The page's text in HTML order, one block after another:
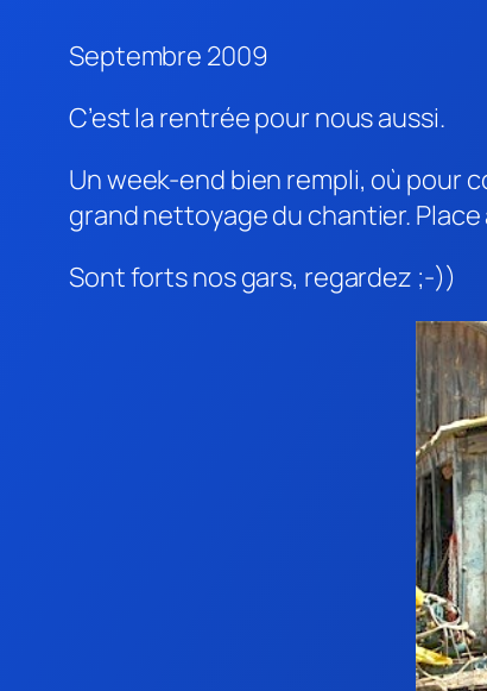
Septembre 2009
C’est la rentrée pour nous aussi.
Un week-end bien rempli, où pour
grand nettoyage du chantier. Place
Sont forts nos gars, regardez ;-))